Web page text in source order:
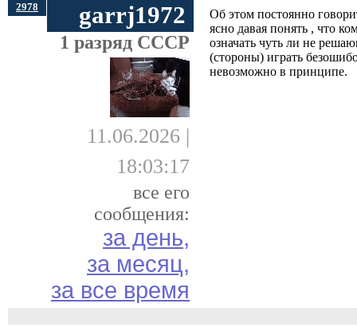
2978 garrj1972
1 разряд СССР
11.06.2026 |
18:03:17
все его
сообщения:
за день,
за месяц,
за все время
Об этом постоянно
ясно давая понять , что
означать чуть ли не
(стороны) играть
невозможно в принципе.